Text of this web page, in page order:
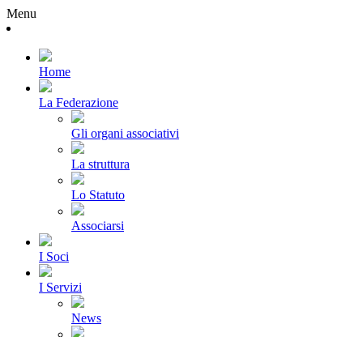
Menu
Home
La Federazione
Gli organi associativi
La struttura
Lo Statuto
Associarsi
I Soci
I Servizi
News